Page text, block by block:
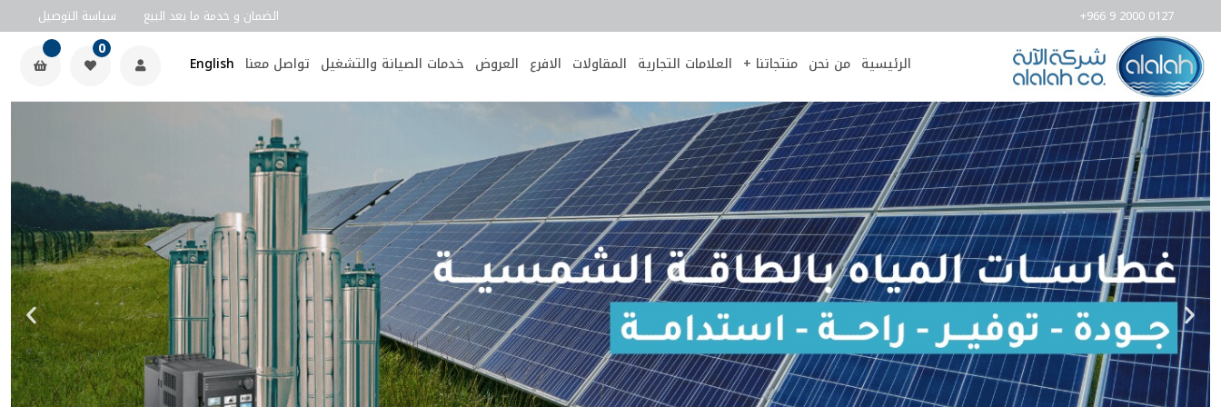
+966 9 2000 0127 الضمان و خدمة ما بعد البيع سياسة التوصيل
الرئيسية من نحن منتجاتنا + العلامات التجارية المقاولات الافرع العروض خدمات الصيانة والتشغيل تواصل معنا English
0